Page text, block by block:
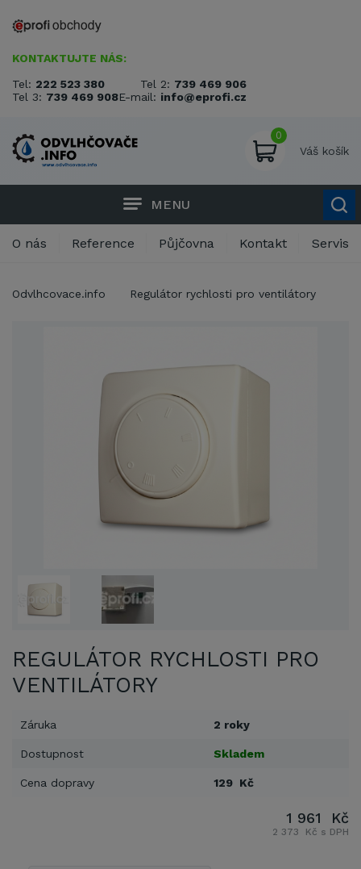
KONTAKTUJTE NÁS:
Tel: 222 523 380 Tel 2: 739 469 906
Tel 3: 739 469 908E-mail: info@eprofi.cz
0
Váš košík
MENU
O nás Reference Půjčovna Kontakt Servis
Odvlhcovace.info Regulátor rychlosti pro ventilátory
REGULÁTOR RYCHLOSTI PRO
VENTILÁTORY
Záruka 2 roky
Dostupnost Skladem
Cena dopravy 129 Kč
1 961 Kč
2 373 Kč s DPH